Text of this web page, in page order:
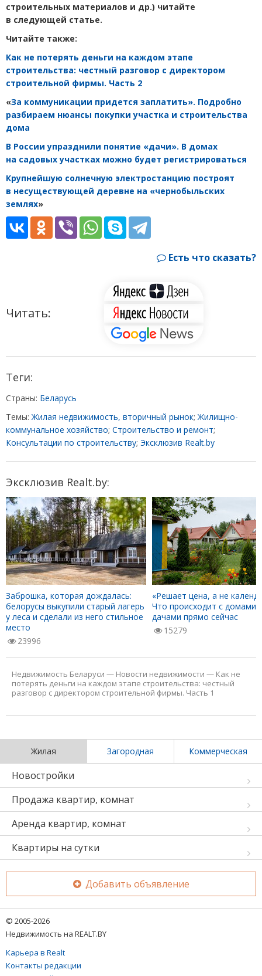
строительных материалов и др.) читайте
в следующей статье.
Читайте также:
Как не потерять деньги на каждом этапе
строительства: честный разговор с директором
строительной фирмы. Часть 2
«За коммуникации придется заплатить». Подробно
разбираем нюансы покупки участка и строительства
дома
В России упразднили понятие «дачи». В домах
на садовых участках можно будет регистрироваться
Крупнейшую солнечную электростанцию построят
в несуществующей деревне на «чернобыльских
землях»
Есть что сказать?
Читать:
Теги:
Страны: Беларусь
Темы: Жилая недвижимость, вторичный рынок; Жилищно-
коммунальное хозяйство; Строительство и ремонт;
Консультации по строительству; Эксклюзив Realt.by
Эксклюзив Realt.by:
Заброшка, которая дождалась:
белорусы выкупили старый лагерь
у леса и сделали из него стильное
место
23996
«Решает цена, а не
Что происходит с домами
дачами прямо сейчас
15279
Недвижимость Беларуси — Новости недвижимости — Как не
потерять деньги на каждом этапе строительства: честный
разговор с директором строительной фирмы. Часть 1
Жилая Загородная Коммерческая
Новостройки
Продажа квартир, комнат
Аренда квартир, комнат
Квартиры на сутки
Добавить объявление
© 2005-2026
Недвижимость на REALT.BY
Карьера в Realt
Контакты редакции